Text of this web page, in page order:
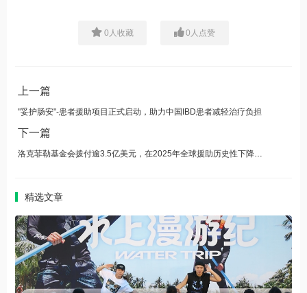
0 人收藏 0 人点赞
上一篇
"妥护肠安"-患者援助项目正式启动，助力中国IBD患者减轻治疗负担
下一篇
精选文章